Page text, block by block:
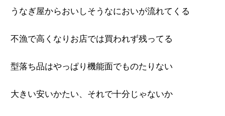
うなぎ屋からおいしそうなにおいが流れてくる
不漁で高くなりお店では買われず残ってる
型落ち品はやっぱり機能面でものたりない
大きい安いかたい、それで十分じゃないか